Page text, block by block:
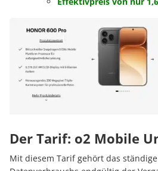
Der Tarif: o2 Mobile
Mit diesem Tarif gehört das